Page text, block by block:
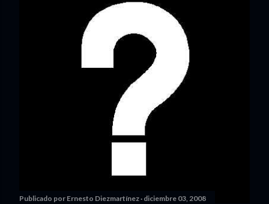
Publicado por Ernesto Diezmartínez diciembre 03, 2008